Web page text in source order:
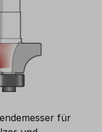
für